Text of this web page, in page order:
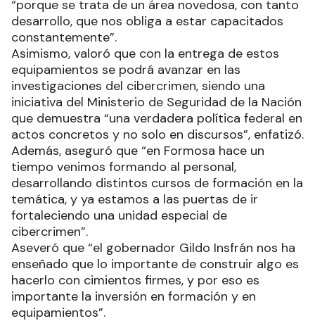
“porque se trata de un área novedosa, con tanto
desarrollo, que nos obliga a estar capacitados
constantemente”.
Asimismo, valoró que con la entrega de estos
equipamientos se podrá avanzar en las
investigaciones del cibercrimen, siendo una
iniciativa del Ministerio de Seguridad de la Nación
que demuestra “una verdadera política federal en
actos concretos y no solo en discursos”, enfatizó.
Además, aseguró que “en Formosa hace un
tiempo venimos formando al personal,
desarrollando distintos cursos de formación en la
temática, y ya estamos a las puertas de ir
fortaleciendo una unidad especial de
cibercrimen”.
Aseveró que “el gobernador Gildo Insfrán nos ha
enseñado que lo importante de construir algo es
hacerlo con cimientos firmes, y por eso es
importante la inversión en formación y en
equipamientos”.